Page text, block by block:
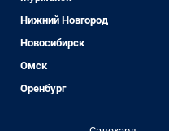
Нижний Новгород
Новосибирск
Омск
Оренбург